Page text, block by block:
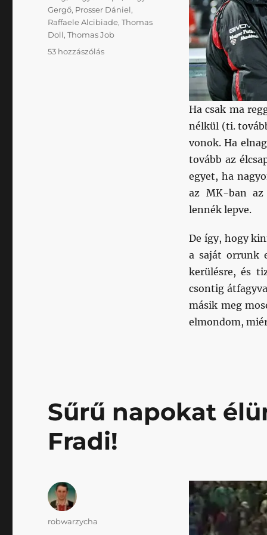
Ha csak ma
nélkül (ti.
vonok. Ha
tovább az
egyet, ha
az MK-ban
lennék lepve.
De így, hogy
a saját orrunk
kerülésre, és
csontig
másik meg
elmondom,
Gergő, Prosser Dániel,
Raffaele Alcibiade,Thomas
Doll,Thomas Job
53 hozzászólásMegint
Sűrű napokat
Fradi!
Szerző
robwarzycha